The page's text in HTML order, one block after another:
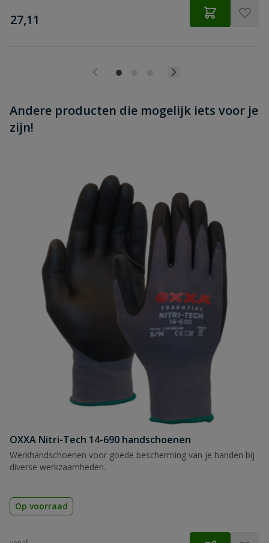
Schroefdraadlengte
€
27,11
Andere producten die mogelijk iets voor je
zijn!
OXXA Nitri-Tech 14-690 handschoenen
Werkhandschoenen voor goede bescherming van je handen bij
diverse werkzaamheden.
Op voorraad